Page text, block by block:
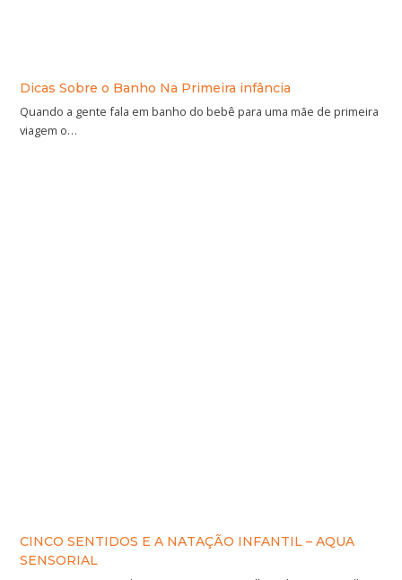
Dicas Sobre o Banho Na Primeira infância
Quando a gente fala em banho do bebê para uma mãe de primeira
viagem o…
CINCO SENTIDOS E A NATAÇÃO INFANTIL – AQUA
SENSORIAL